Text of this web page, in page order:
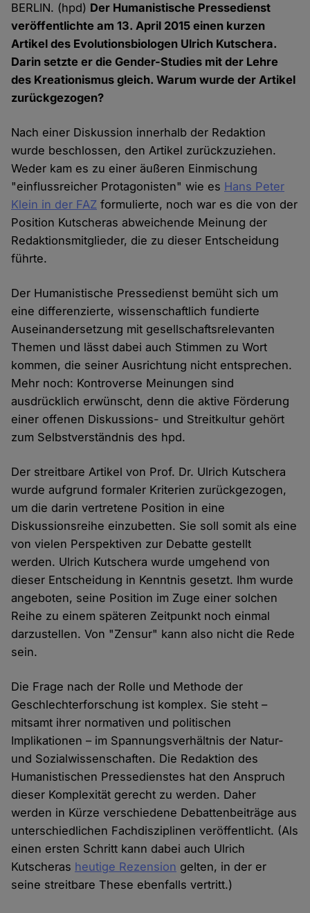
BERLIN. (hpd) Der Humanistische Pressedienst
veröffentlichte am 13. April 2015 einen kurzen
Artikel des Evolutionsbiologen Ulrich Kutschera.
Darin setzte er die Gender-Studies mit der Lehre
des Kreationismus gleich. Warum wurde der Artikel
zurückgezogen?
Nach einer Diskussion innerhalb der Redaktion
wurde beschlossen, den Artikel zurückzuziehen.
Weder kam es zu einer äußeren Einmischung
"einflussreicher Protagonisten" wie es Hans Peter
Klein in der FAZ formulierte, noch war es die von der
Position Kutscheras abweichende Meinung der
Redaktionsmitglieder, die zu dieser Entscheidung
führte.
Der Humanistische Pressedienst bemüht sich um
eine differenzierte, wissenschaftlich fundierte
Auseinandersetzung mit gesellschaftsrelevanten
Themen und lässt dabei auch Stimmen zu Wort
kommen, die seiner Ausrichtung nicht entsprechen.
Mehr noch: Kontroverse Meinungen sind
ausdrücklich erwünscht, denn die aktive Förderung
einer offenen Diskussions- und Streitkultur gehört
zum Selbstverständnis des hpd.
Der streitbare Artikel von Prof. Dr. Ulrich Kutschera
wurde aufgrund formaler Kriterien zurückgezogen,
um die darin vertretene Position in eine
Diskussionsreihe einzubetten. Sie soll somit als eine
von vielen Perspektiven zur Debatte gestellt
werden. Ulrich Kutschera wurde umgehend von
dieser Entscheidung in Kenntnis gesetzt. Ihm wurde
angeboten, seine Position im Zuge einer solchen
Reihe zu einem späteren Zeitpunkt noch einmal
darzustellen. Von "Zensur" kann also nicht die Rede
sein.
Die Frage nach der Rolle und Methode der
Geschlechterforschung ist komplex. Sie steht –
mitsamt ihrer normativen und politischen
Implikationen – im Spannungsverhältnis der Natur-
und Sozialwissenschaften. Die Redaktion des
Humanistischen Pressedienstes hat den Anspruch
dieser Komplexität gerecht zu werden. Daher
werden in Kürze verschiedene Debattenbeiträge aus
unterschiedlichen Fachdisziplinen veröffentlicht. (Als
einen ersten Schritt kann dabei auch Ulrich
Kutscheras heutige Rezension gelten, in der er
seine streitbare These ebenfalls vertritt.)